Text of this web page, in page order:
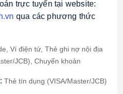
qua các phương thức
Ví điện tử, Thẻ ghi nợ nội địa
JCB), Chuyển khoản
Thẻ tín dụng (VISA/Master/JCB)